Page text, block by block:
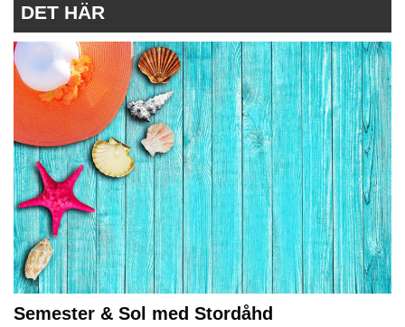
DET HÄR
Semester & Sol med Stordåhd